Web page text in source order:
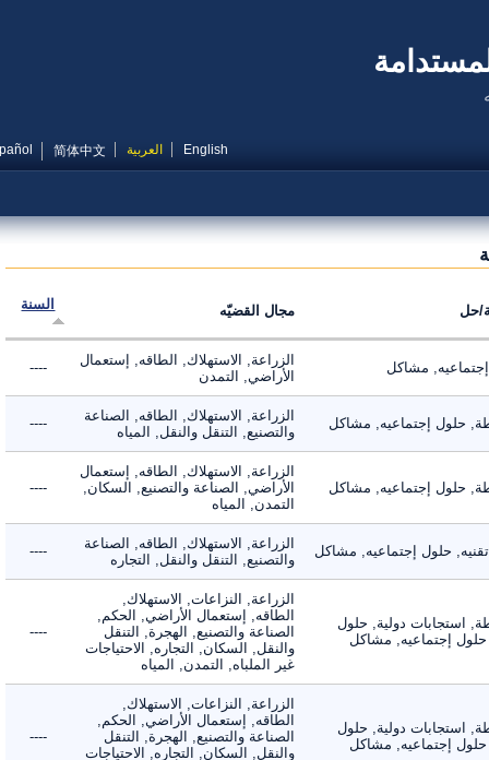
English العربية 简体中文
Español
مجال القضيّه السنة
مشاكل
الزراعة, الاستهلاك, الطاقه, إستعمال
الأراضي, التمدن
----
حلول إجتماعيه, مشاكل
الزراعة, الاستهلاك, الطاقه, الصناعة
والتصنيع, التنقل والنقل, المياه
----
حلول إجتماعيه, مشاكل
الزراعة, الاستهلاك, الطاقه, إستعمال
الأراضي, الصناعة والتصنيع, السكان,
التمدن, المياه
----
حلول إجتماعيه, مشاكل
الزراعة, الاستهلاك, الطاقه, الصناعة
والتصنيع, التنقل والنقل, التجاره
----
استجابات دولية, حلول
إجتماعيه, مشاكل
الزراعة, النزاعات, الاستهلاك,
الطاقه, إستعمال الأراضي, الحكم,
الصناعة والتصنيع, الهجرة, التنقل
والنقل, السكان, التجاره, الاحتياجات
غير الملباه, التمدن, المياه
----
استجابات دولية, حلول
إجتماعيه, مشاكل
الزراعة, النزاعات, الاستهلاك,
الطاقه, إستعمال الأراضي, الحكم,
الصناعة والتصنيع, الهجرة, التنقل
والنقل, السكان, التجاره, الاحتياجات
----